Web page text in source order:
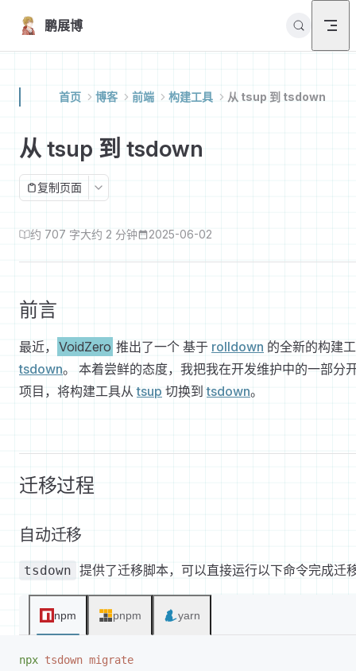
Skip to content
鹏展博
首页 博客 前端 构建工具 从 tsup 到 tsdown
从 tsup 到 tsdown
复制页面
约 707 字大约 2 分钟 2025-06-02
前言
最近， VoidZero 推出了一个 基于 rolldown 的全新的构建
tsdown。 本着尝鲜的态度，我把我在开发维护中的一部分
项目，将构建工具从tsup 切换到tsdown。
迁移过程
自动迁移
tsdown 提供了迁移脚本，可以直接运行以下命令完成迁
npm pnpm yarn
npx tsdown migrate